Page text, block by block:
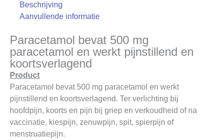
Beschrijving
Aanvullende informatie
Paracetamol bevat 500 mg
paracetamol en werkt pijnstillend en
koortsverlagend
Product
Paracetamol bevat 500 mg paracetamol en werkt
pijnstillend en koortsverlagend. Ter verlichting bij
hoofdpijn, koorts en pijn bij griep en verkoudheid of na
vaccinatie, kiespijn, zenuwpijn, spit, spierpijn of
menstruatiepijn.